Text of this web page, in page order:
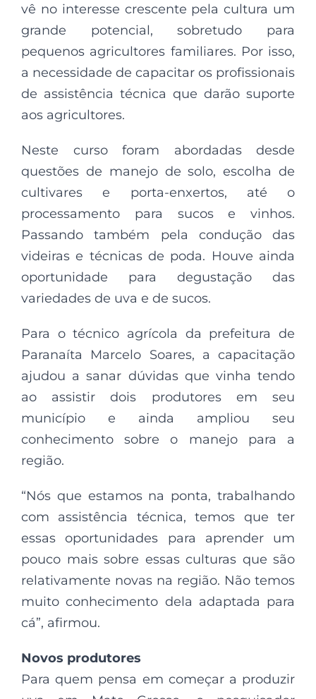
vê no interesse crescente pela cultura um
grande potencial, sobretudo para
pequenos agricultores familiares. Por isso,
a necessidade de capacitar os profissionais
de assistência técnica que darão suporte
aos agricultores.
Neste curso foram abordadas desde
questões de manejo de solo, escolha de
cultivares e porta-enxertos, até o
processamento para sucos e vinhos.
Passando também pela condução das
videiras e técnicas de poda. Houve ainda
oportunidade para degustação das
variedades de uva e de sucos.
Para o técnico agrícola da prefeitura de
Paranaíta Marcelo Soares, a capacitação
ajudou a sanar dúvidas que vinha tendo
ao assistir dois produtores em seu
município e ainda ampliou seu
conhecimento sobre o manejo para a
região.
“Nós que estamos na ponta, trabalhando
com assistência técnica, temos que ter
essas oportunidades para aprender um
pouco mais sobre essas culturas que são
relativamente novas na região. Não temos
muito conhecimento dela adaptada para
cá”, afirmou.
Novos produtores
Para quem pensa em começar a produzir